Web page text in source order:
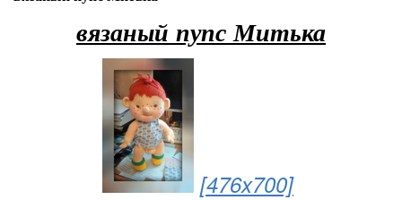
вязаный пупс Митька
[476x700]